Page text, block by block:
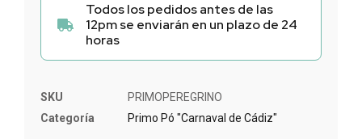
Todos los pedidos antes de las
12pm se enviarán en un plazo de 24
horas
SKU
PRIMOPEREGRINO
Categoría
Primo Pó "Carnaval de Cádiz"